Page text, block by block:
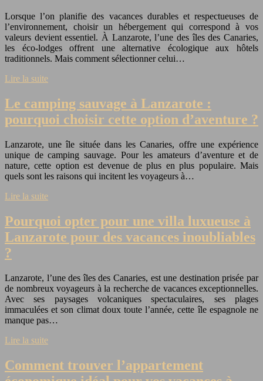
Lorsque l’on planifie des vacances durables et respectueuses de
l’environnement, choisir un hébergement qui correspond à vos
valeurs devient essentiel. À Lanzarote, l’une des îles des Canaries,
les éco-lodges offrent une alternative écologique aux hôtels
traditionnels. Mais comment sélectionner celui…
Lire la suite
Le camping sauvage à Lanzarote :
pourquoi choisir cette option d’aventure ?
Lanzarote, une île située dans les Canaries, offre une expérience
unique de camping sauvage. Pour les amateurs d’aventure et de
nature, cette option est devenue de plus en plus populaire. Mais
quels sont les raisons qui incitent les voyageurs à…
Lire la suite
Pourquoi opter pour une villa luxueuse à
Lanzarote pour des vacances inoubliables
?
Lanzarote, l’une des îles des Canaries, est une destination prisée par
de nombreux voyageurs à la recherche de vacances exceptionnelles.
Avec ses paysages volcaniques spectaculaires, ses plages
immaculées et son climat doux toute l’année, cette île espagnole ne
manque pas…
Lire la suite
Comment trouver l’appartement